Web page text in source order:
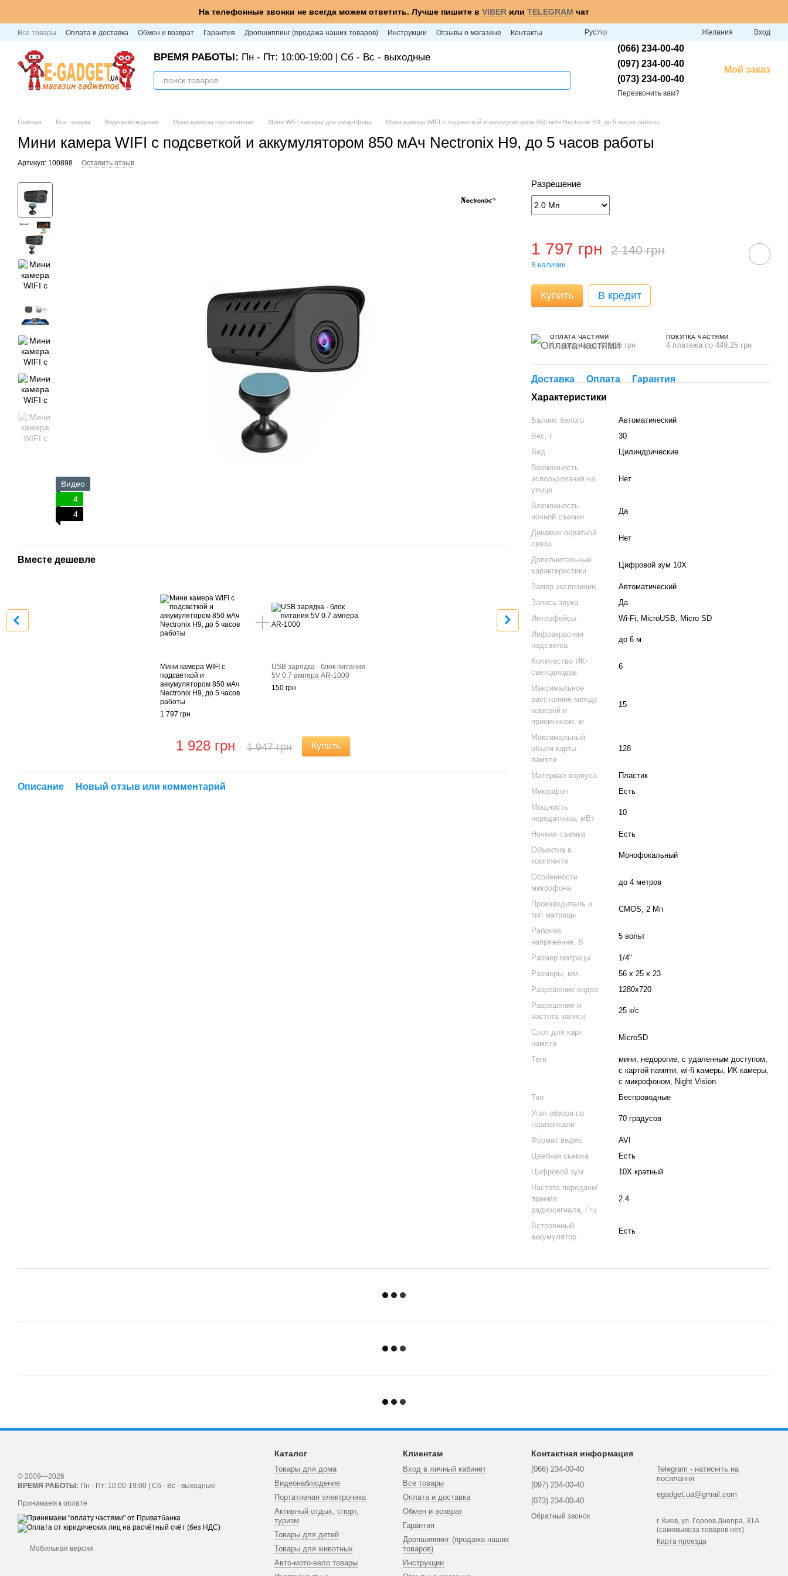
На телефонные звонки не всегда можем ответить. Лучше пишите в VIBER или TELEGRAM чат
Все товары Оплата и доставка Обмен и возврат Гарантия Дропшиппинг (продажа наших товаров) Инструкции Отзывы о магазине Контакты РусУкр Желания Вход
ВРЕМЯ РАБОТЫ: Пн - Пт: 10:00-19:00 | Сб - Вс - выходные
(066) 234-00-40
(097) 234-00-40
(073) 234-00-40
Перезвонить вам?
Мой заказ
Главная Все товары Видеонаблюдение Мини камеры портативные Мини WIFI камеры для смартфона Мини камера WIFI с подсветкой и аккумулятором 850 мАч Nectronix H9, до 5 часов работы
Мини камера WIFI с подсветкой и аккумулятором 850 мАч Nectronix H9, до 5 часов работы
Артикул: 100898 Оставить отзыв
Видео
4
4
Вместе дешевле
Мини камера WIFI с
подсветкой и
аккумулятором 850 мАч
Nectronix H9, до 5 часов
работы
1 797 грн
USB зарядка - блок питания
5V 0.7 ампера AR-1000
150 грн
1 928 грн 1 947 грн Купить
Вместе дешевле
Описание Новый отзыв или комментарий
Разрешение
1 797 грн 2 140 грн
В наличии
Купить В кредит
ОПЛАТА ЧАСТЯМИ
4 платежа по 449.25 грн
ПОКУПКА ЧАСТЯМИ
4 платежа по 449.25 грн
Доставка Оплата
Гарантия
Характеристики
Баланс белого
Автоматический
Вес, г
30
Вид
Цилиндрические
Возможность
использования на
улице
Нет
Возможность
ночной съемки
Да
Динамик обратной
связи
Нет
Дополнительные
характеристики
Цифровой зум 10Х
Замер экспозиции
Автоматический
Запись звука
Да
Интерфейсы
Wi-Fi, MicroUSB, Micro SD
Инфракрасная
подсветка
до 6 м
Количество ИК-
светодиодов
6
Максимальное
расстояние между
камерой и
приемником, м
15
Максимальный
объем карты
памяти
128
Материал корпуса
Пластик
Микрофон
Есть
Мощность
передатчика, мВт
10
Ночная съемка
Есть
Объектив в
комплекте
Монофокальный
Особенности
микрофона
до 4 метров
Производитель и
тип матрицы
CMOS, 2 Мп
Рабочее
напряжение, В
5 вольт
Размер матрицы
1/4"
Размеры, мм
56 х 25 х 23
Разрешение видео
1280x720
Разрешение и
частота записи
25 к/c
Слот для карт
памяти
MicroSD
Теги
мини, недорогие, с удаленным доступом,
с картой памяти, wi-fi камеры, ИК камеры,
с микрофоном, Night Vision
Тип
Беспроводные
Угол обзора по
горизонтали
70 градусов
Формат видео
AVI
Цветная сьемка
Есть
Цифровой зум
10X кратный
Частота передачи/
приема
радиосигнала, Ггц
2.4
Встроенный
аккумулятор
Есть
© 2009—2026
ВРЕМЯ РАБОТЫ: Пн - Пт: 10:00-19:00 | Сб - Вс - выходные
Принимаем к оплате
Мобильная версия
Каталог
Товары для дома
Видеонаблюдение
Портативная электроника
Активный отдых, спорт,
туризм
Товары для детей
Товары для животных
Авто-мото-вело товары
Клиентам
Вход в личный кабинет
Все товары
Оплата и доставка
Обмен и возврат
Гарантия
Дропшиппинг (продажа наших
товаров)
Инструкции
Контактная информация
(066) 234-00-40
(097) 234-00-40
(073) 234-00-40
Обратный звонок
Telegram - натисніть на
посилання
egadget.ua@gmail.com
г. Киев, ул. Героев Днепра, 31А
(самовывоза товаров нет)
Карта проезда